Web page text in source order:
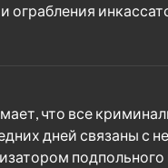
ограбления
что все
дней связаны с
подпольного